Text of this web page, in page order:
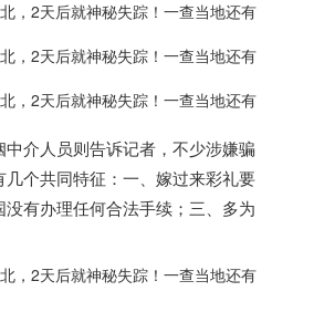
介人员则告诉记者， 不少涉嫌骗
几个共同特征：一、嫁过来彩礼要
没有办理任何合法手续；三、多为